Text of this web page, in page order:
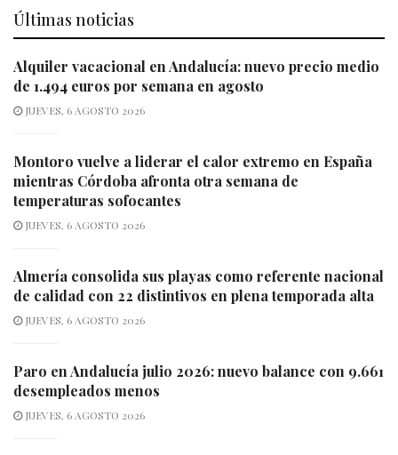
Últimas noticias
Alquiler vacacional en Andalucía: nuevo precio medio
de 1.494 euros por semana en agosto
JUEVES, 6 AGOSTO 2026
Montoro vuelve a liderar el calor extremo en España
mientras Córdoba afronta otra semana de
temperaturas sofocantes
JUEVES, 6 AGOSTO 2026
Almería consolida sus playas como referente nacional
de calidad con 22 distintivos en plena temporada alta
JUEVES, 6 AGOSTO 2026
Paro en Andalucía julio 2026: nuevo balance con 9.661
desempleados menos
JUEVES, 6 AGOSTO 2026